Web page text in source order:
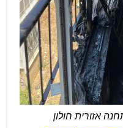
אזורית חולון